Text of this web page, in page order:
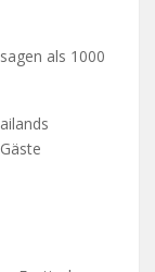
als 1000